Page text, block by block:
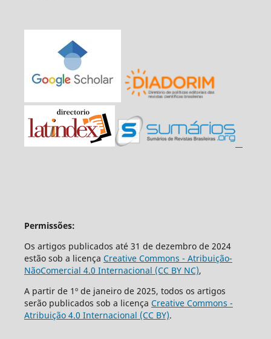
Permissões:
Os artigos publicados até 31 de dezembro de 2024
estão sob a licença Creative Commons - Atribuição-
NãoComercial 4.0 Internacional (CC BY NC),
A partir de 1º de janeiro de 2025, todos os artigos
serão publicados sob a licença Creative Commons -
Atribuição 4.0 Internacional (CC BY).